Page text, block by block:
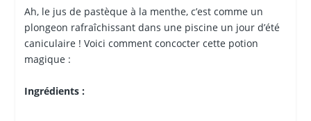
Ah, le jus de pastèque à la menthe, c’est comme un
plongeon rafraîchissant dans une piscine un jour d’été
caniculaire ! Voici comment concocter cette potion
magique :
Ingrédients :